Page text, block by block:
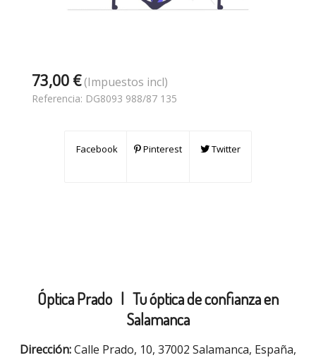
73,00 €(Impuestos incl)
Referencia: DG8093 988/87 135
Facebook Pinterest Twitter
Óptica Prado | Tu óptica de confianza en
Salamanca
Dirección:Calle Prado, 10, 37002 Salamanca, España,